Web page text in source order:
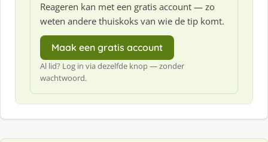
Reageren kan met een gratis account — zo
weten andere thuiskoks van wie de tip komt.
Maak een gratis account
Al lid? Log in via dezelfde knop — zonder
wachtwoord.